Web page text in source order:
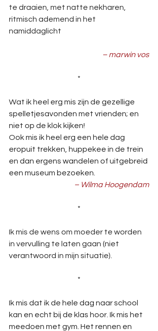
te draaien, met natte nekharen,
ritmisch ademend in het
namiddaglicht
– marwin vos
*
Wat ik heel erg mis zijn de gezellige
spelletjesavonden met vrienden; en
niet op de klok kijken!
Ook mis ik heel erg een hele dag
eropuit trekken, huppekee in de trein
en dan ergens wandelen of uitgebreid
een museum bezoeken.
– Wilma Hoogendam
*
Ik mis de wens om moeder te worden
in vervulling te laten gaan (niet
verantwoord in mijn situatie).
*
Ik mis dat ik de hele dag naar school
kan en echt bij de klas hoor. Ik mis het
meedoen met gym. Het rennen en